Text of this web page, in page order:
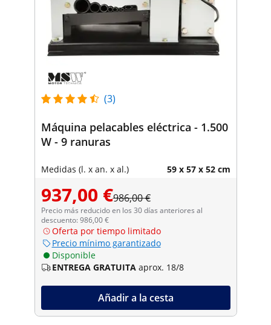
(3)
Máquina pelacables eléctrica - 1.500
W - 9 ranuras
Medidas (l. x an. x al.) 59 x 57 x 52 cm
937,00 €986,00 €
Precio más reducido en los 30 días anteriores al
descuento: 986,00 €
Oferta por tiempo limitado
Precio mínimo garantizado
Disponible
ENTREGA GRATUITA aprox. 18/8
Añadir a la cesta